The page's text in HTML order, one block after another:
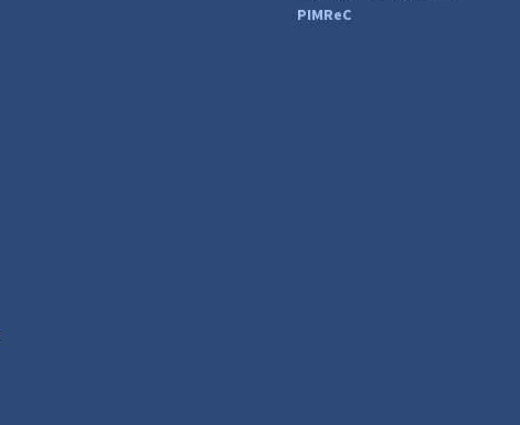
PIMReC